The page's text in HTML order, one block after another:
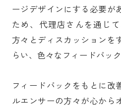
ージデザインにする必要が
ため、代理店さんを通じ
方々とディスカッションを
らい、色々なフィードバッ
フィードバックをもとに改
ルエンサーの方々が心から